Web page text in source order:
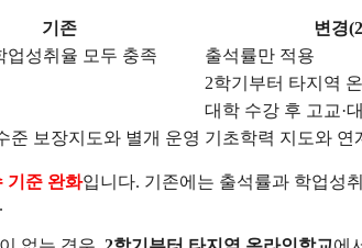
기존
변경
업성취율 모두 충족
출석률만 적용
2학기부터 타지역
대학 수강 후 고교·
준 보장지도와 별개 운영 기초학력 지도와 연
기준 완화입니다. 기존에는 출석률과 학업성